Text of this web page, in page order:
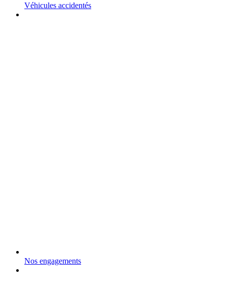
Véhicules accidentés
Nos engagements